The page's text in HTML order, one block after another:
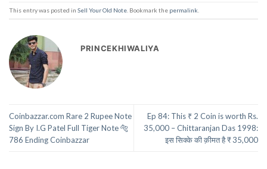
This entry was posted in Sell Your Old Note . Bookmark the permalink
PRINCEKHIWALIYA
Coinbazzar.com Rare 2 Rupee Note
Sign By I.G Patel Full Tiger Note 🐅
786 Ending Coinbazzar
Ep 84: This ₹ 2 Coin is worth Rs.
35,000 – Chittaranjan Das 1998:
इस सिक्के की क़ीमत है ₹ 35,000